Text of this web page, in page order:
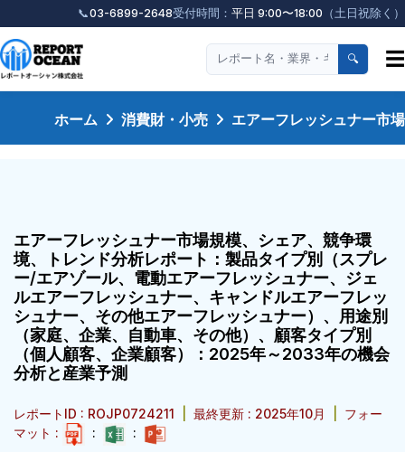
📞03-6899-2648受付時間： 平日 9:00〜18:00 （土日祝除く）
🔍 ☰
ホーム 消費財・小売 エアーフレッシュナー市場
エアーフレッシュナー市場規模、シェア、競争環
境、トレンド分析レポート：製品タイプ別（スプレ
ー/エアゾール、電動エアーフレッシュナー、ジェ
ルエアーフレッシュナー、キャンドルエアーフレッ
シュナー、その他エアーフレッシュナー）、用途別
（家庭、企業、自動車、その他）、顧客タイプ別
（個人顧客、企業顧客）：2025年～2033年の機会
分析と産業予測
レポートID : ROJP0724211 最終更新 : 2025年10月
フォー
マット :
: :